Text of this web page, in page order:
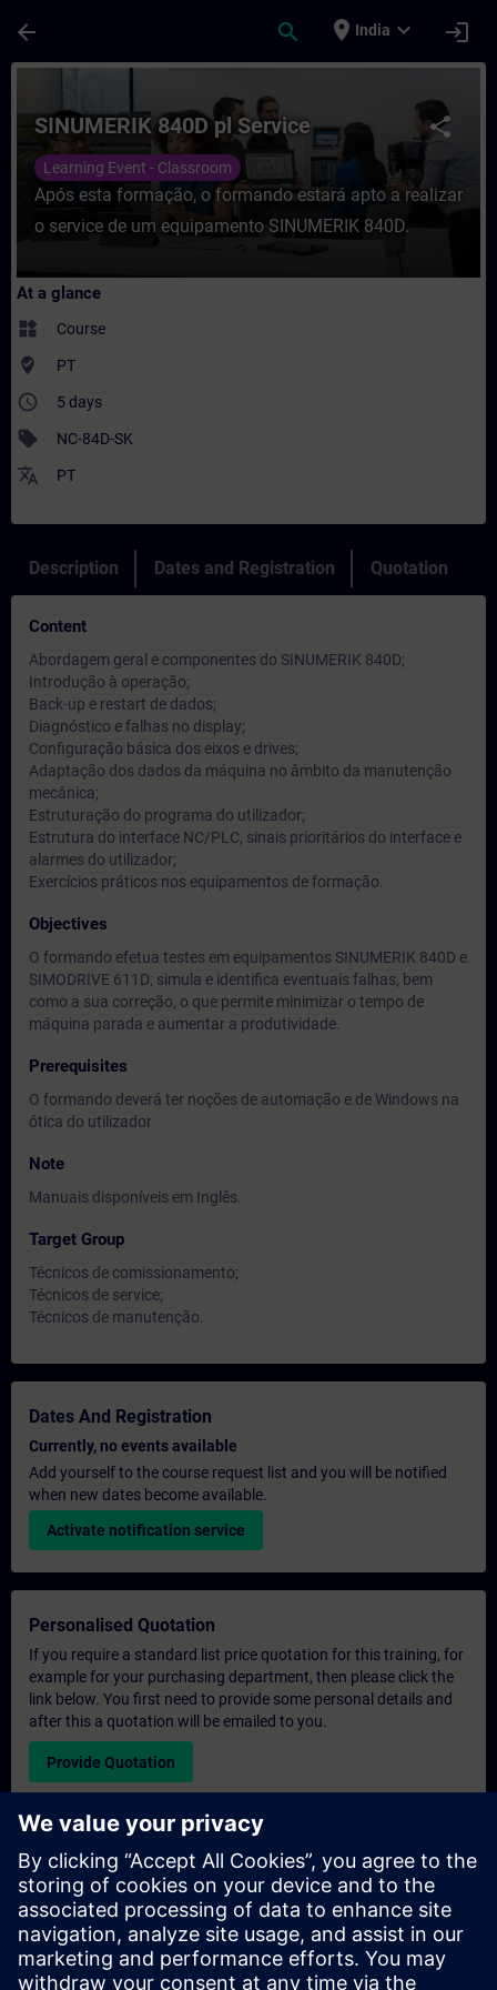
arrow_back search place India expand_more login
share
SINUMERIK 840D pl Service
Learning Event - Classroom
Após esta formação, o formando estará apto a realizar
o service de um equipamento SINUMERIK 840D.
At a glance
widgets Course
where_to_vote PT
access_time 5 days
sell NC-84D-SK
translate PT
Description Dates and Registration Quotation
Content
Abordagem geral e componentes do SINUMERIK 840D;
Introdução à operação;
Back-up e restart de dados;
Diagnóstico e falhas no display;
Configuração básica dos eixos e drives;
Adaptação dos dados da máquina no âmbito da manutenção
mecânica;
Estruturação do programa do utilizador;
Estrutura do interface NC/PLC, sinais prioritários do interface e
alarmes do utilizador;
Exercícios práticos nos equipamentos de formação.
Objectives
O formando efetua testes em equipamentos SINUMERIK 840D e
SIMODRIVE 611D; simula e identifica eventuais falhas, bem
como a sua correção, o que permite minimizar o tempo de
máquina parada e aumentar a produtividade.
Prerequisites
O formando deverá ter noções de automação e de Windows na
ótica do utilizador
Note
Manuais disponíveis em Inglês.
Target Group
Técnicos de comissionamento;
Técnicos de service;
Técnicos de manutenção.
Dates And Registration
Currently, no events available
Add yourself to the course request list and you will be notified
when new dates become available.
Activate notification service
Personalised Quotation
If you require a standard list price quotation for this training, for
example for your purchasing department, then please click the
link below. You first need to provide some personal details and
after this a quotation will be emailed to you.
Provide Quotation
Exclusive Training Enquiry
Please complete the enquiry form below if you require a
quotation for an exclusive training course either on-site, virtually
or at our SITRAIN training centre. This type of request would be
suitable for larger groups ( 6 and above). After providing your
contact details and your training requirements, you will receive a